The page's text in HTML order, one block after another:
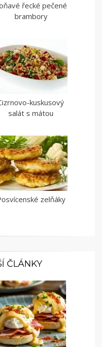
řecké pečené
brambory
kuskusový
salát s mátou
zelňáky
ČLÁNKY